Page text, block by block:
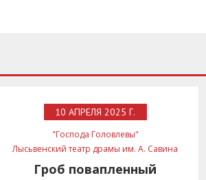
10 АПРЕЛЯ 2025 Г.
"Господа Головлевы"
Лысьвенский театр драмы им. А. Савина
Гроб повапленный